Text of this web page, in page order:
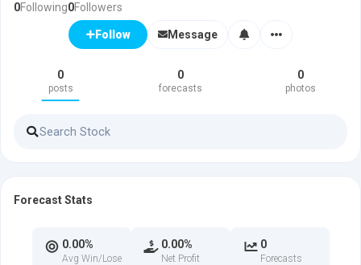
0Following0Followers
Follow Message
0
posts
0
forecasts
0
photos
Forecast Stats
0.00%
Avg Win/Lose
0.00%
Net Profit
0
Forecasts